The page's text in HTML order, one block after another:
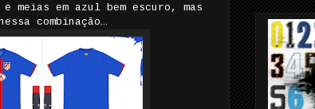
meias em azul bem escuro, mas
combinação…